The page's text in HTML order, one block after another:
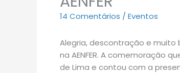
14 Comentários / Eventos
Alegria, descontração e
na AENFER. A comemoração
de Lima e contou com a